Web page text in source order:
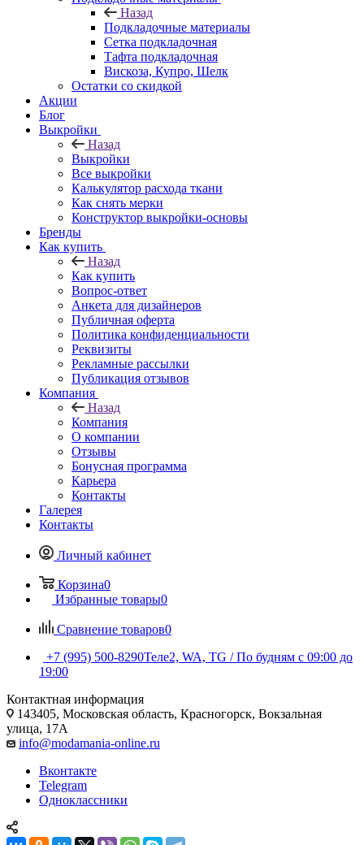
Назад
Подкладочные материалы
Сетка подкладочная
Тафта подкладочная
Вискоза, Купро, Шелк
Остатки со скидкой
Акции
Блог
Выкройки
Назад
Выкройки
Все выкройки
Калькулятор расхода ткани
Как снять мерки
Конструктор выкройки-основы
Бренды
Как купить
Назад
Как купить
Вопрос-ответ
Анкета для дизайнеров
Публичная оферта
Политика конфиденциальности
Реквизиты
Рекламные рассылки
Публикация отзывов
Компания
Назад
Компания
О компании
Отзывы
Бонусная программа
Карьера
Контакты
Галерея
Контакты
Личный кабинет
Корзина0
Избранные товары0
Сравнение товаров0
+7 (995) 500-8290Теле2, WA, TG / По будням c 09:00 до
19:00
Контактная информация
143405, Московская область, Красногорск, Вокзальная
улица, 17А
info@modamania-online.ru
Вконтакте
Telegram
Одноклассники